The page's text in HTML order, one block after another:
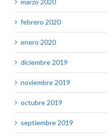
marzo 2020
febrero 2020
enero 2020
diciembre 2019
noviembre 2019
octubre 2019
septiembre 2019